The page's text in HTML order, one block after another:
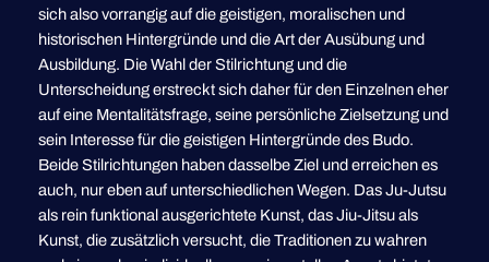
sich also vorrangig auf die geistigen, moralischen und
historischen Hintergründe und die Art der Ausübung und
Ausbildung. Die Wahl der Stilrichtung und die
Unterscheidung erstreckt sich daher für den Einzelnen eher
auf eine Mentalitätsfrage, seine persönliche Zielsetzung und
sein Interesse für die geistigen Hintergründe des Budo.
Beide Stilrichtungen haben dasselbe Ziel und erreichen es
auch, nur eben auf unterschiedlichen Wegen. Das Ju-Jutsu
als rein funktional ausgerichtete Kunst, das Jiu-Jitsu als
Kunst, die zusätzlich versucht, die Traditionen zu wahren